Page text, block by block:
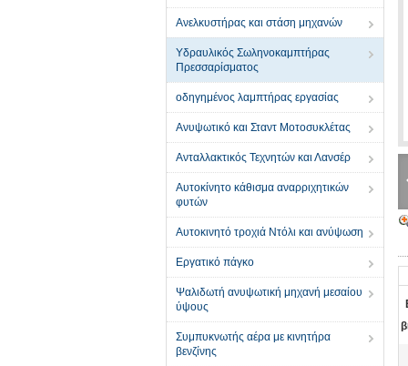
Ανελκυστήρας και στάση μηχανών
Υδραυλικός Σωληνοκαμπτήρας
Πρεσσαρίσματος
οδηγημένος λαμπτήρας εργασίας
Ανυψωτικό και Σταντ Μοτοσυκλέτας
Ανταλλακτικός Τεχνητών και Λανσέρ
Αυτοκίνητο κάθισμα αναρριχητικών
φυτών
Αυτοκινητό τροχιά Ντόλι και ανύψωση
Εργατικό πάγκο
Ψαλιδωτή ανυψωτική μηχανή μεσαίου
ύψους
Συμπυκνωτής αέρα με κινητήρα
βενζίνης